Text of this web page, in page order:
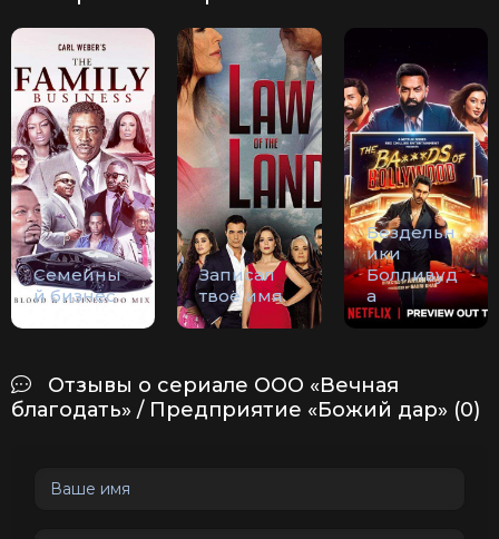
Семейны
й бизнес
Записал
твоё имя
Бездельн
ики
Болливуд
а
Отзывы о сериале ООО «Вечная
благодать» / Предприятие «Божий дар» (0)